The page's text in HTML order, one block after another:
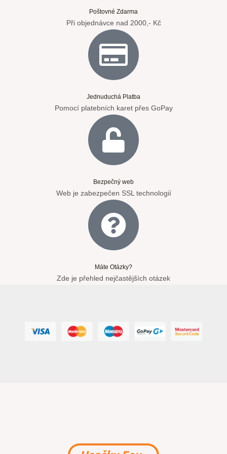
Poštovné Zdarma
Při objednávce nad 2000,- Kč
Jednuduchá Platba
Pomocí platebních karet přes GoPay
Bezpečný web
Web je zabezpečen SSL technologií
Máte Otázky?
Zde je přehled nejčastějších otázek